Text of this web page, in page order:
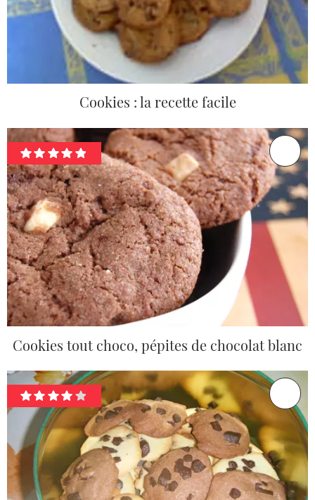
Cookies : la recette facile
Cookies tout choco, pépites de chocolat blanc